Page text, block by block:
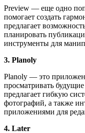
Preview — еще одно
помогает создать
предлагает
планировать
инструменты для
3. Planoly
Planoly — это
просматривать
предлагает гибкую
фотографий, а также
приложениями для
4. Later